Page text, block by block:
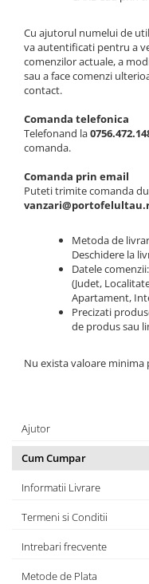
Cu ajutorul numelui de
va autentificati pentru a
comenzilor actuale, a
sau a face comenzi
contact.
Comanda telefonica
Telefonand la
comanda.
Comanda prin email
Puteti trimite comanda
Metoda de
Deschidere la
Datele
(Judet,
Apartament,
Precizati
de produs sau
Nu exista valoare
Ajutor
Cum Cumpar
Informatii Livrare
Termeni si Conditii
Intrebari frecvente
Metode de Plata